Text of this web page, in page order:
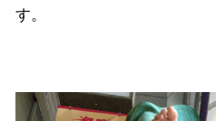
す。